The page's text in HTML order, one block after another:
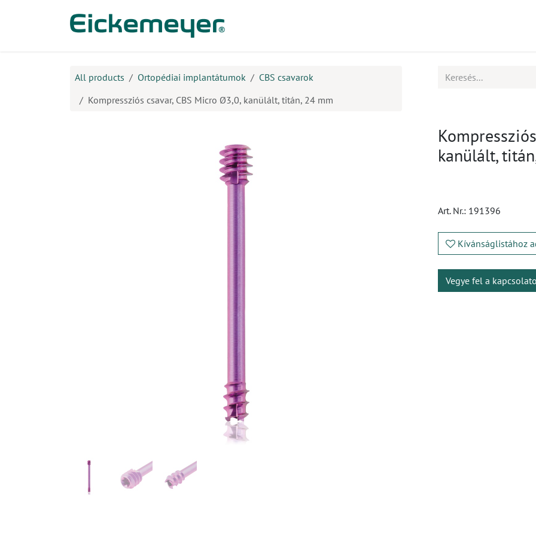
All products Ortopédiai implantátumok
CBS csavarok
Kompressziós csavar, CBS Micro Ø3,0, kanülált, titán, 24 mm
kanülált,
Art. Nr.: 191396
Kívánságlistához
Vegye fel a